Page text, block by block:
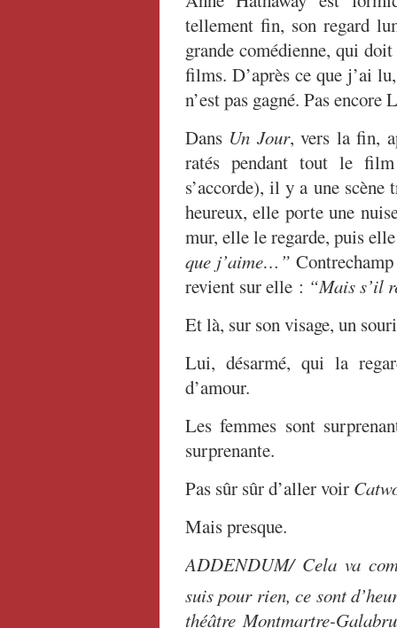
tellement fin, son regard
grande comédienne, qui
films. D’après ce que j’ai
n’est pas gagné. Pas
Dans Un Jour, vers la fin,
ratés pendant tout le
s’accorde), il y a une
heureux, elle porte une
mur, elle le regarde, puis
que j’aime…”
revient sur elle : “Mais s’il
Et là, sur son visage, un
Lui, désarmé, qui la
d’amour.
Les femmes sont
surprenante.
Pas sûr sûr d’aller voir
Mais presque.
ADDENDUM/ Cela va
suis pour rien, ce sont
théâtre Montmartre-